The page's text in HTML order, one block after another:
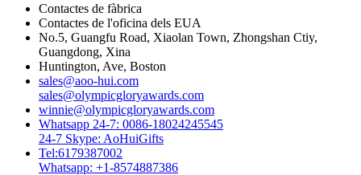
Contactes de fàbrica
Contactes de l'oficina dels EUA
No.5, Guangfu Road, Xiaolan Town, Zhongshan Ctiy,
Guangdong, Xina
Huntington, Ave, Boston
sales@aoo-hui.com
sales@olympicgloryawards.com
winnie@olympicgloryawards.com
Whatsapp 24-7: 0086-18024245545
24-7 Skype: AoHuiGifts
Tel:6179387002
Whatsapp: +1-8574887386